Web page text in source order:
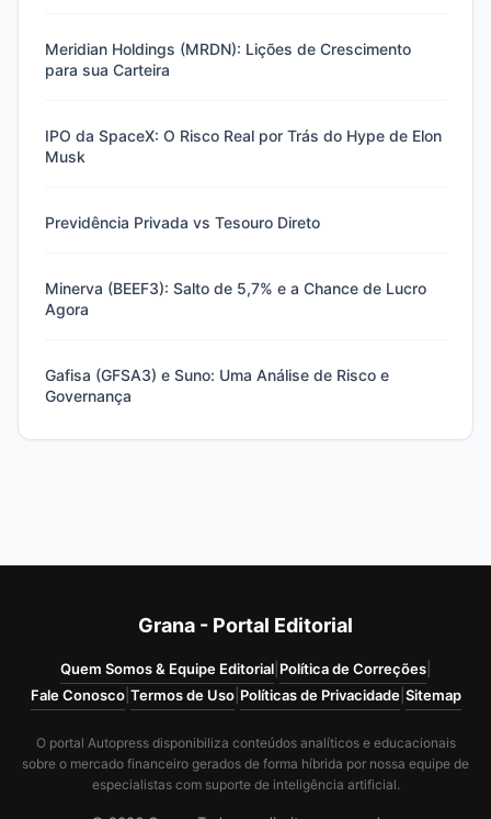
Meridian Holdings (MRDN): Lições de Crescimento
para sua Carteira
IPO da SpaceX: O Risco Real por Trás do Hype de Elon
Musk
Previdência Privada vs Tesouro Direto
Minerva (BEEF3): Salto de 5,7% e a Chance de Lucro
Agora
Gafisa (GFSA3) e Suno: Uma Análise de Risco e
Governança
Grana - Portal Editorial
Quem Somos & Equipe Editorial| Política de Correções|
Fale Conosco| Termos de Uso| Políticas de Privacidade| Sitemap
O portal Autopress disponibiliza conteúdos analíticos e educacionais
sobre o mercado financeiro gerados de forma híbrida por nossa equipe de
especialistas com suporte de inteligência artificial.